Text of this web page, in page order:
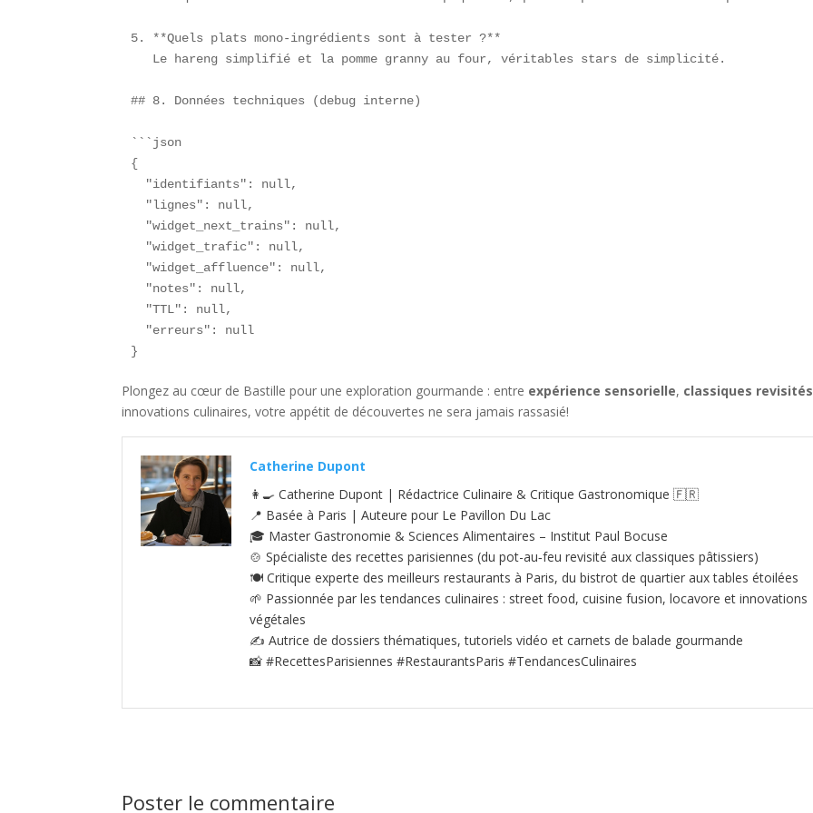
5. **Quels plats mono-ingrédients sont à tester ?**
   Le hareng simplifié et la pomme granny au four, véritables stars de simplicité.
## 8. Données techniques (debug interne)
```json
{
  "identifiants": null,
  "lignes": null,
  "widget_next_trains": null,
  "widget_trafic": null,
  "widget_affluence": null,
  "notes": null,
  "TTL": null,
  "erreurs": null
}
Plongez au cœur de Bastille pour une exploration gourmande : entre expérience sensorielle, classiques revisités
innovations culinaires, votre appétit de découvertes ne sera jamais rassasié!
Catherine Dupont
👩‍🍳 Catherine Dupont | Rédactrice Culinaire & Critique Gastronomique 🇫🇷
📍 Basée à Paris | Auteure pour Le Pavillon Du Lac
🎓 Master Gastronomie & Sciences Alimentaires – Institut Paul Bocuse
🍲 Spécialiste des recettes parisiennes (du pot-au‑feu revisité aux classiques pâtissiers)
🍽️ Critique experte des meilleurs restaurants à Paris, du bistrot de quartier aux tables étoilées
🌱 Passionnée par les tendances culinaires : street food, cuisine fusion, locavore et innovations
végétales
✍️ Autrice de dossiers thématiques, tutoriels vidéo et carnets de balade gourmande
📸 #RecettesParisiennes #RestaurantsParis #TendancesCulinaires
Poster le commentaire